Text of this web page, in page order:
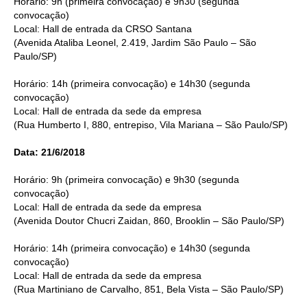
RES 1.002/2002 – CÓDIGO DE ÉTICA
HOMOLOGAÇÕES
PISO SALARIAL
FIQUE POR DENTRO
EMPREGO E ESTÁGIO
CARREIRA
AUTÔNOMOS E SERVIÇOS
NEWSLETTER
convocação)
Local: Hall de entrada da CRSO Santana
(Avenida Ataliba Leonel, 2.419, Jardim São Paulo – São
Paulo/SP)
Horário: 14h (primeira convocação) e 14h30 (segunda
convocação)
Local: Hall de entrada da sede da empresa
(Rua Humberto I, 880, entrepiso, Vila Mariana – São Paulo/SP)
Data: 21/6/2018
Horário: 9h (primeira convocação) e 9h30 (segunda
convocação)
Local: Hall de entrada da sede da empresa
(Avenida Doutor Chucri Zaidan, 860, Brooklin – São Paulo/SP)
Horário: 14h (primeira convocação) e 14h30 (segunda
convocação)
Local: Hall de entrada da sede da empresa
(Rua Martiniano de Carvalho, 851, Bela Vista – São Paulo/SP)